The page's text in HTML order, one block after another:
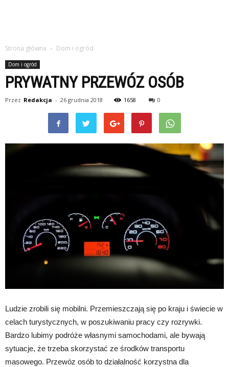
Strona główna Dom i ogród
Dom i ogród
PRYWATNY PRZEWÓZ OSÓB
Przez Redakcja - 26 grudnia 2018 1658 0
Ludzie zrobili się mobilni. Przemieszczają się po kraju i świecie w
celach turystycznych, w poszukiwaniu pracy czy rozrywki.
Bardzo lubimy podróże własnymi samochodami, ale bywają
sytuacje, że trzeba skorzystać ze środków transportu
masowego. Przewóz osób to działalność korzystna dla